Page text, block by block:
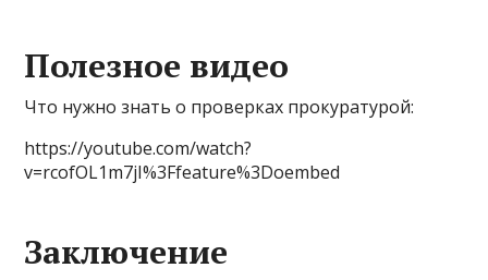
Полезное видео
Что нужно знать о проверках прокуратурой:
https://youtube.com/watch?
v=rcofOL1m7jI%3Ffeature%3Doembed
Заключение